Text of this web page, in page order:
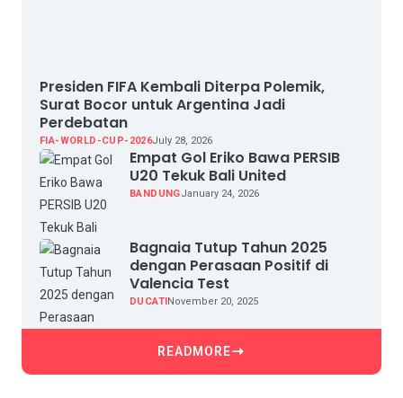
Presiden FIFA Kembali Diterpa Polemik,
Surat Bocor untuk Argentina Jadi
Perdebatan
FIA-WORLD-CUP-2026July 28, 2026
Empat Gol Eriko Bawa PERSIB
U20 Tekuk Bali United
BANDUNGJanuary 24, 2026
Bagnaia Tutup Tahun 2025
dengan Perasaan Positif di
Valencia Test
DUCATINovember 20, 2025
READMORE